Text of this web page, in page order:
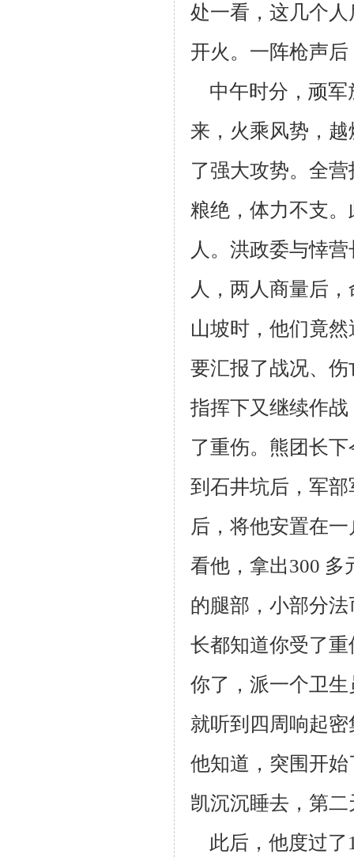
处一看，这几个
开火。一阵枪声
中午时分，顽军
来，火乘风势，
了强大攻势。全
粮绝，体力不支。
人。 洪政委与悻
人，两人商量后
山坡时，他们竟
要汇报了战况、伤
指挥下又继续作
了重伤。熊团长
到石井坑后，军
后，将他安置在一
看他，拿出300 多
的腿部，小部分
长都知道你受了
你了，派一个卫生
就听到四周响起
他知道，突围开
凯沉沉睡去，第
此后，他度过了